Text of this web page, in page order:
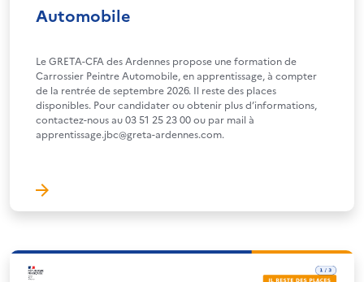
Automobile
Le GRETA-CFA des Ardennes propose une formation de
Carrossier Peintre Automobile, en apprentissage, à compter
de la rentrée de septembre 2026. Il reste des places
disponibles. Pour candidater ou obtenir plus d’informations,
contactez-nous au 03 51 25 23 00 ou par mail à
apprentissage.jbc@greta-ardennes.com.